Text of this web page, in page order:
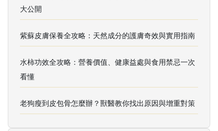
大公開
紫蘇皮膚保養全攻略：天然成分的護膚奇效與實用指南
水柿功效全攻略：營養價值、健康益處與食用禁忌一次
看懂
老狗瘦到皮包骨怎麼辦？獸醫教你找出原因與增重對策